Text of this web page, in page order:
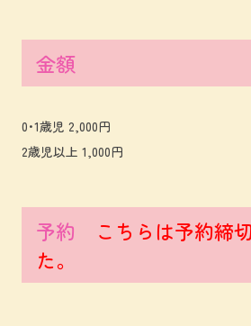
金額
0･1歳児 2,000円
2歳児以上 1,000円
予約
こちらは予約締
た。